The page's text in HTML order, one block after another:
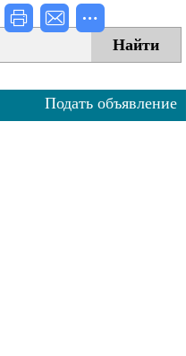
Подать объявление